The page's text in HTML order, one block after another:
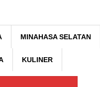
MINAHASA SELATAN
KULINER